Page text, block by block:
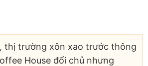
thị trường xôn xao trước thông
House đổi chủ nhưng